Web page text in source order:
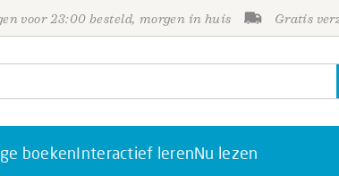
voor 23:00 besteld, morgen in huis Gratis
boekenInteractief lerenNu lezen